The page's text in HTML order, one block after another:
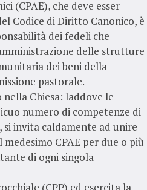
(CPAE), che deve esser
Codice di Diritto Canonico, è
dei fedeli che
delle strutture
dei beni della
pastorale.
Chiesa: laddove le
numero di competenze di
invita caldamente ad unire
CPAE per due o più
di ogni singola